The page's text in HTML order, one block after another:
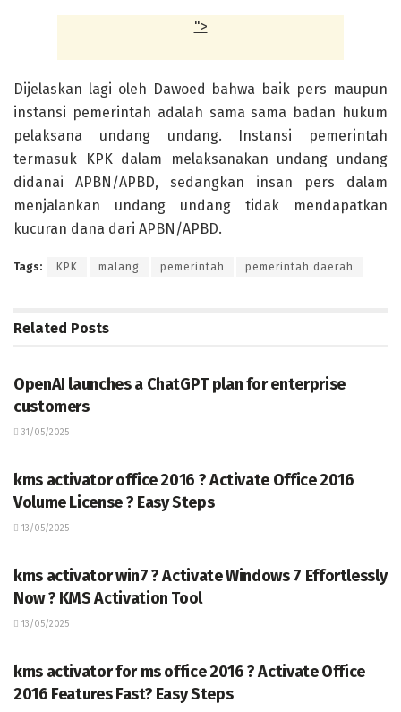
">
Dijelaskan lagi oleh Dawoed bahwa baik pers maupun
instansi pemerintah adalah sama sama badan hukum
pelaksana undang undang. Instansi pemerintah
termasuk KPK dalam melaksanakan undang undang
didanai APBN/APBD, sedangkan insan pers dalam
menjalankan undang undang tidak mendapatkan
kucuran dana dari APBN/APBD.
Tags: KPK malang pemerintah pemerintah daerah
Related Posts
OpenAI launches a ChatGPT plan for enterprise
customers
31/05/2025
kms activator office 2016 ? Activate Office 2016
Volume License ? Easy Steps
13/05/2025
kms activator win7 ? Activate Windows 7 Effortlessly
Now ? KMS Activation Tool
13/05/2025
kms activator for ms office 2016 ? Activate Office
2016 Features Fast? Easy Steps